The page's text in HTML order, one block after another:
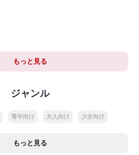
もっと見る
ジャンル
青年向け 大人向け 少女向け
もっと見る